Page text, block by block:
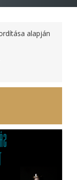
alapján